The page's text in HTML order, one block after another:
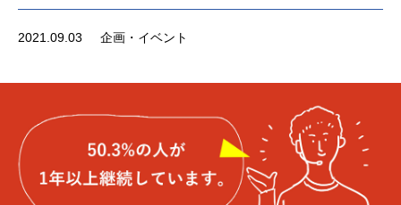
2021.09.03 企画・イベント